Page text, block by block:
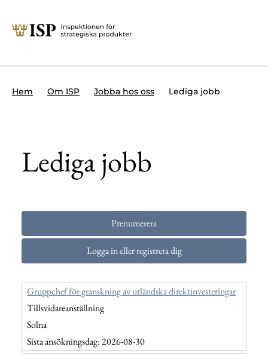
Söktips:
Krigsmateriel
Utländska direktinvesteringar
Internationella sanktioner
Lediga jobb
Kundwebben
In English
Hem Om ISP Jobba hos oss Lediga jobb